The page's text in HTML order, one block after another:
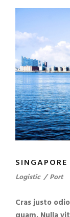
Logistic / Port
Cras justo